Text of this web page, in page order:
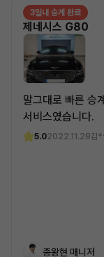
3일내 승계 완료
제네시스 G80
말그대로 빠른 승
서비스였습니다.
5.02022.11.28김
종왕현 매니저